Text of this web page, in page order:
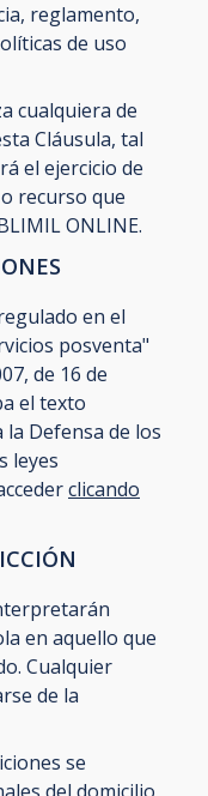
reglamento,
de uso
cualquiera de
Cláusula, tal
el ejercicio de
recurso que
ONLINE.
en el
posventa"
de 16 de
el texto
Defensa de los
leyes
clicando
en aquello que
Cualquier
de la
se